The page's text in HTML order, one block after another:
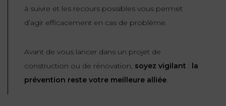
à suivre et les recours possibles vous permet
d’agir efficacement en cas de problème.
Avant de vous lancer dans un projet de
construction ou de rénovation, soyez vigilant : la
prévention reste votre meilleure alliée.